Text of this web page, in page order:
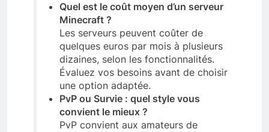
Quel est le coût moyen d’un serveur
Minecraft ?
Les serveurs peuvent coûter de
quelques euros par mois à plusieurs
dizaines, selon les fonctionnalités.
Évaluez vos besoins avant de choisir
une option adaptée.
PvP ou Survie : quel style vous
convient le mieux ?
PvP convient aux amateurs de